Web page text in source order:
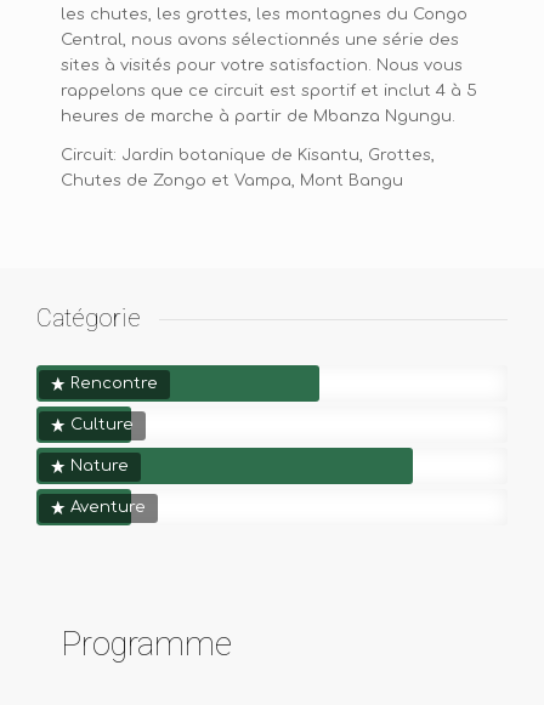
les chutes, les grottes, les montagnes du Congo
Central, nous avons sélectionnés une série des
sites à visités pour votre satisfaction. Nous vous
rappelons que ce circuit est sportif et inclut 4 à 5
heures de marche à partir de Mbanza Ngungu.
Circuit: Jardin botanique de Kisantu, Grottes,
Chutes de Zongo et Vampa, Mont Bangu
Catégorie
Rencontre
Culture
Nature
Aventure
Programme